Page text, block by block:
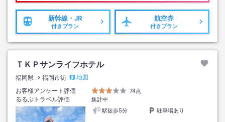
新幹線・JR
付きプラン
航空券
付きプラン
ＴＫＰサンライフホテル
福岡県 福岡市街
地図
お客様アンケート評価
74点
るるぶトラベル評価
集計中
駅徒歩5分
駐車場あり